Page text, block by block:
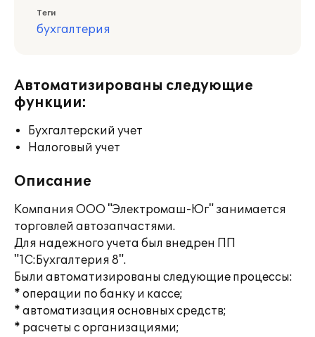
Теги
бухгалтерия
Автоматизированы следующие
функции:
Бухгалтерский учет
Налоговый учет
Описание
Компания ООО "Электромаш-Юг" занимается
торговлей автозапчастями.
Для надежного учета был внедрен ПП
"1С:Бухгалтерия 8".
Были автоматизированы следующие процессы:
* операции по банку и кассе;
* автоматизация основных средств;
* расчеты с организациями;